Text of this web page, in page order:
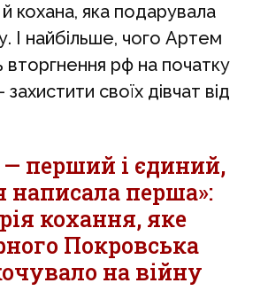
кохана, яка подарувала
І найбільше, чого Артем
вторгнення рф на початку
своїх дівчат від
перший і єдиний,
написала перша»:
кохання, яке
Покровська
на війну